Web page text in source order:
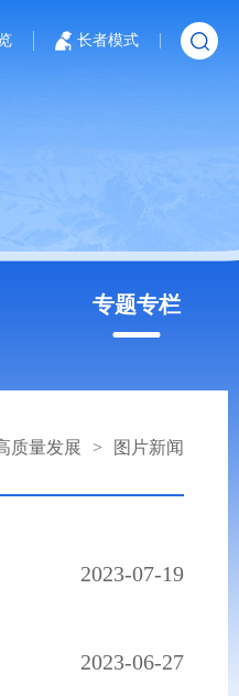
长者模式
专题专栏
质量发展 > 图片新闻
2023-07-19
2023-06-27